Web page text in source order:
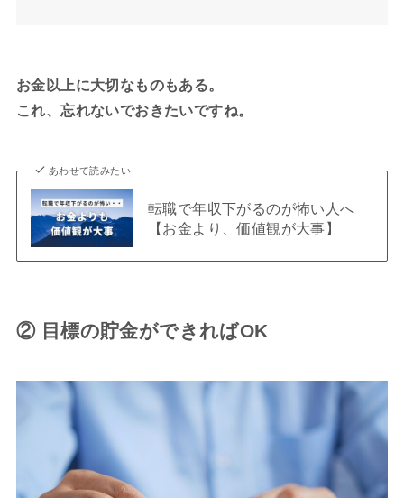
お金以上に大切なものもある。
これ、忘れないでおきたいですね。
あわせて読みたい
転職で年収下がるのが怖い人へ
【お金より、価値観が大事】
② 目標の貯金ができればOK